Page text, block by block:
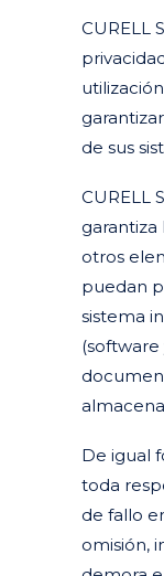
CURELL
de sus
CURELL
garantiza
otros
puedan
sistema
(software
De igual
toda
de fallo
omisión,